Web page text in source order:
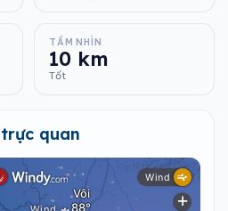
TẦM NHÌN
10 km
Tốt
quan